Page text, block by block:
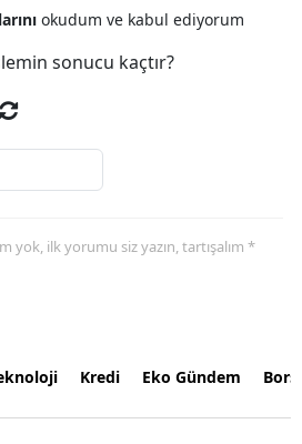
okudum ve kabul ediyorum
sonucu kaçtır?
yok, ilk yorumu siz yazın, tartışalım *
Kredi Eko Gündem